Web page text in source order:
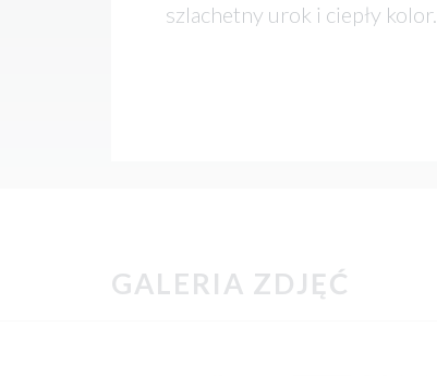
szlachetny urok i ciepły kolor.
GALERIA ZDJĘĆ